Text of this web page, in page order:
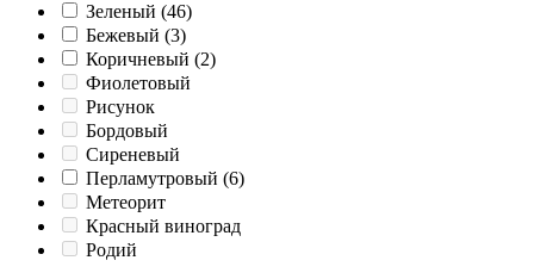
Зеленый (46)
Бежевый (3)
Коричневый (2)
Фиолетовый
Рисунок
Бордовый
Сиреневый
Перламутровый (6)
Метеорит
Красный виноград
Родий